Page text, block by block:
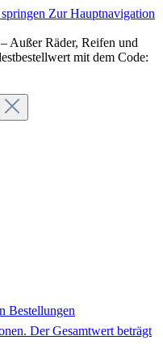
Zur Hauptnavigation
Außer Räder, Reifen und
mit dem Code:
Bestellungen
Der Gesamtwert beträgt